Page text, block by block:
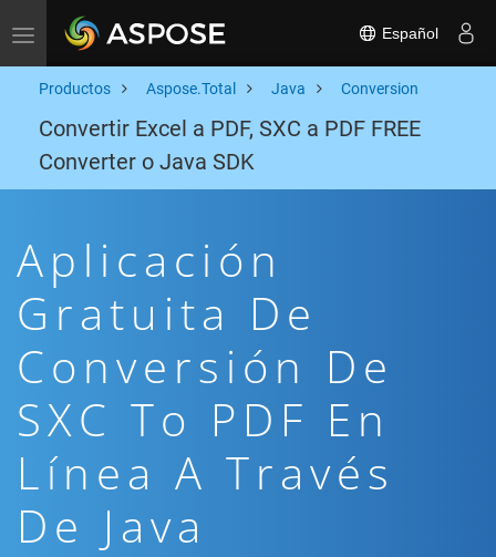
Toggle navigation Español
Productos Aspose.Total Java Conversion
Convertir Excel a PDF, SXC a PDF FREE
Converter o Java SDK
Aplicación
Gratuita De
Conversión De
SXC To PDF En
Línea A Través
De Java